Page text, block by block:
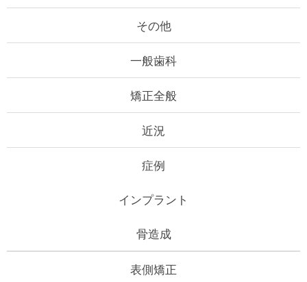
その他
一般歯科
矯正全般
近況
症例
インプラント
骨造成
表側矯正